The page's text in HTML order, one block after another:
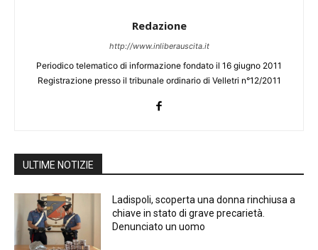
Redazione
http://www.inliberauscita.it
Periodico telematico di informazione fondato il 16 giugno 2011
Registrazione presso il tribunale ordinario di Velletri n°12/2011
ULTIME NOTIZIE
Ladispoli, scoperta una donna rinchiusa a
chiave in stato di grave precarietà.
Denunciato un uomo